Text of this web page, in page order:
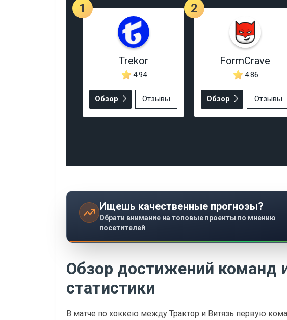
1
Trekor
4.94
Обзор Отзывы
2
FormCrave
4.86
Обзор Отзывы
Ищешь качественные прогнозы?
Обрати внимание на топовые проекты по мнению
посетителей
Обзор достижений команд
статистики
В матче по хоккею между Трактор и Витязь первую